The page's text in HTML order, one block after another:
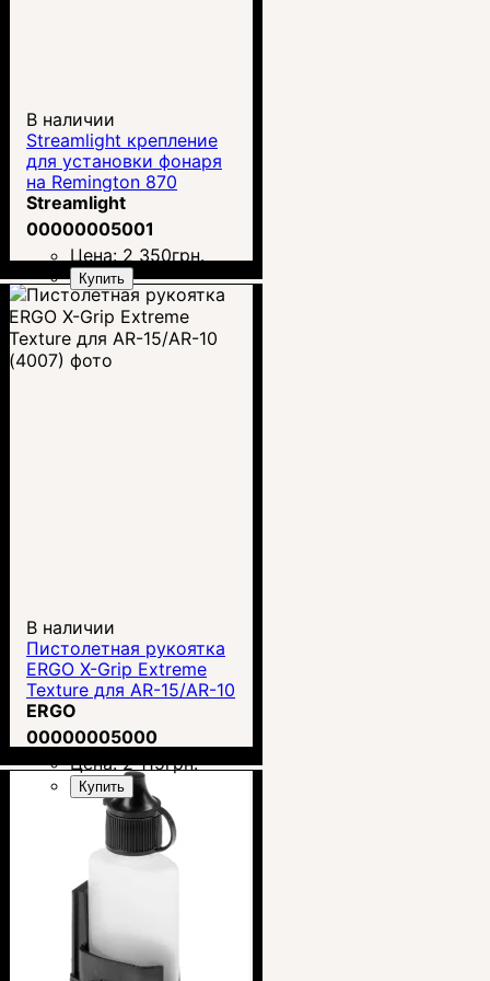
В наличии
Streamlight крепление
для установки фонаря
на Remington 870
Streamlight
00000005001
Цена: 2 350грн.
Купить
В наличии
Пистолетная рукоятка
ERGO X-Grip Extreme
Texture для AR-15/AR-10
(4007)
ERGO
00000005000
Цена:2 115грн.
Купить